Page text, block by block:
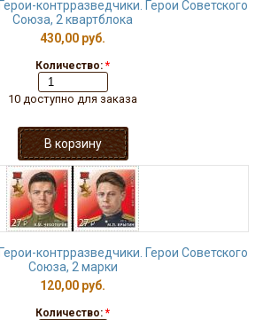
контрразведчики. Герои Советского
Союза, 2 квартблока
430,00 руб.
Количество: *
10 доступно для заказа
контрразведчики. Герои Советского
Союза, 2 марки
120,00 руб.
Количество: *